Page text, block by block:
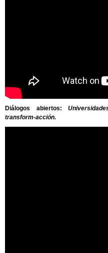
Diálogos abiertos:
transform-acción.